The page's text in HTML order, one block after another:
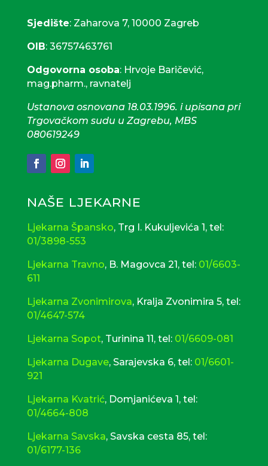
Sjedište: Zaharova 7, 10000 Zagreb
OIB: 36757463761
Odgovorna osoba: Hrvoje Baričević,
mag.pharm., ravnatelj
Ustanova osnovana 18.03.1996. i upisana pri
Trgovačkom sudu u Zagrebu, MBS
080619249
61
Odgovorna osoba: Nataša Bas,
Trgovačkom sudu u Zagrebu, MBS
NAŠE LJEKARNE
Ljekarna Špansko, Trg I. Kukuljevića 1, tel:
01/3898-553
Ljekarna Travno, B. Magovca 21, tel: 01/6603-
611
Ljekarna Zvonimirova, Kralja Zvonimira 5, tel:
01/4647-574
Ljekarna Sopot, Turinina 11, tel: 01/6609-081
Ljekarna Dugave, Sarajevska 6, tel: 01/6601-
921
Ljekarna Kvatrić, Domjanićeva 1, tel:
01/4664-808
Ljekarna Savska,Savska cesta 85, tel:
01/6177-136